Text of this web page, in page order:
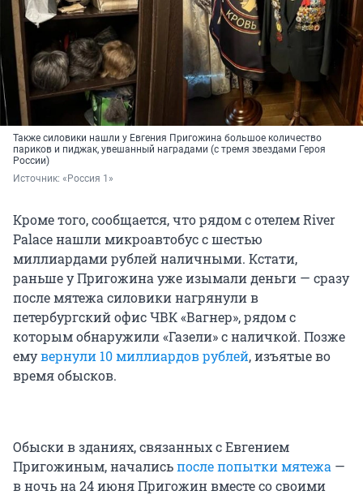
Также силовики нашли у Евгения Пригожина большое количество
париков и пиджак, увешанный наградами (с тремя звездами Героя
России)
Источник: «Россия 1»
Кроме того, сообщается, что рядом с отелем River
Palace нашли микроавтобус с шестью
миллиардами рублей наличными. Кстати,
раньше у Пригожина уже изымали деньги — сразу
после мятежа силовики нагрянули в
петербургский офис ЧВК «Вагнер», рядом с
которым обнаружили «Газели» с наличкой. Позже
емувернули 10 миллиардов рублей, изъятые во
время обысков.
Обыски в зданиях, связанных с Евгением
Пригожиным, началисьпосле попытки мятежа —
в ночь на 24 июня Пригожин вместе со своими